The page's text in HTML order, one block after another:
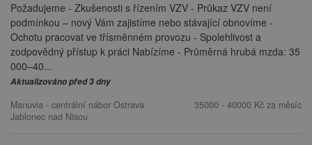
Požadujeme - Zkušenosti s řízením VZV - Průkaz VZV není
podmínkou – nový Vám zajistíme nebo stávající obnovíme -
Ochotu pracovat ve třísměnném provozu - Spolehlivost a
zodpovědný přístup k práci Nabízíme - Průměrná hrubá mzda: 35
000–40...
Aktualizováno před 3 dny
Manuvia - centrální nábor Ostrava
Jablonec nad Nisou
35000 - 40000 Kč za měsíc